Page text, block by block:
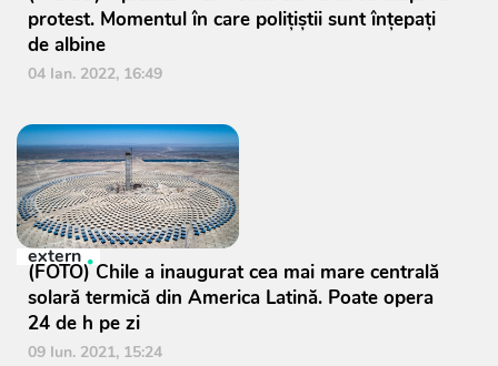
protest. Momentul în care polițiștii sunt înțepați
de albine
04 Ian. 2022, 16:49
extern
(FOTO) Chile a inaugurat cea mai mare centrală
solară termică din America Latină. Poate opera
24 de h pe zi
09 Iun. 2021, 15:24